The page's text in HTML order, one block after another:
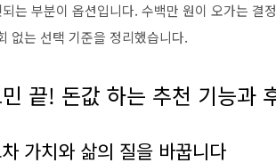
는 부분이 옵션입니다. 수백만 원이 오가는 결
없는 선택 기준을 정리했습니다.
끝! 돈값 하는 추천 기능과
가치와 삶의 질을 바꿉니다